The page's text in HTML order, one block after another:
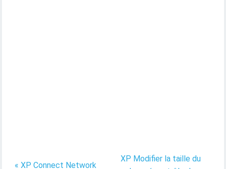
« XP Connect Network
XP Modifier la taille du